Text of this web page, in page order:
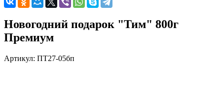
Новогодний подарок "Тим" 800г
Премиум
Артикул: ПТ27-05бп